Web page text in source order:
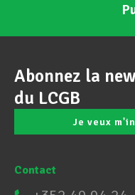
Abonnez la
du LCGB
Je veux
Contact